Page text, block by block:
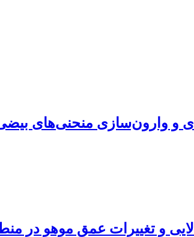
و وارون‌سازی منحنی‌های
و تغییرات عمق موهو در